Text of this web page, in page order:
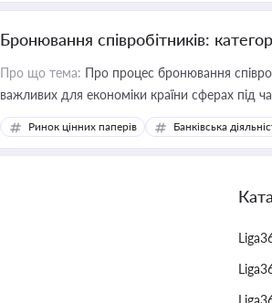
Бронювання співробітників:
Про що тема: Про процес бронювання
важливих для економіки країни сферах під
Ринок цінних паперів Банківська